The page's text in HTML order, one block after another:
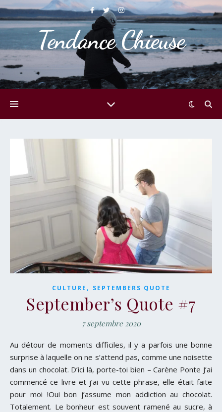
Tendance Chieuse
CULTURE , SEPTEMBERS QUOTE
September’s Quote #7
7 septembre 2020
Au détour de moments difficiles, il y a parfois une bonne
surprise à laquelle on ne s’attend pas, comme une noisette
dans un chocolat. D’ici là, porte-toi bien – Carène Ponte J’ai
commencé ce livre et j’ai vu cette phrase, elle était faite
pour moi !Oui bon j’assume mon addiction au chocolat.
Totalement. Le bonheur est souvent ramené au sucre, à